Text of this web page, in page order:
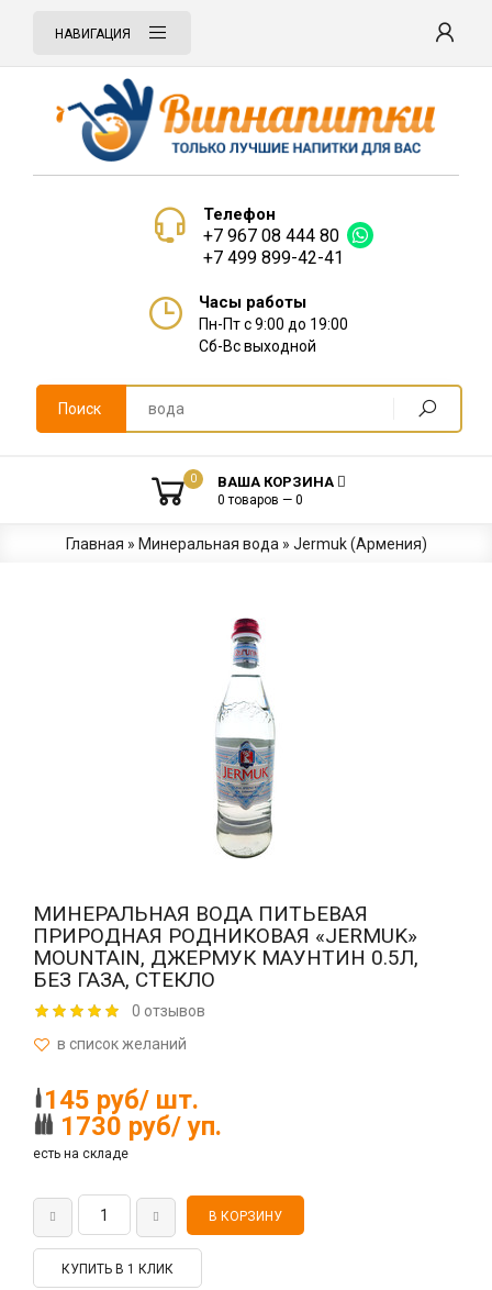
НАВИГАЦИЯ
Телефон
+7 967 08 444 80
+7 499 899-42-41
Часы работы
Пн-Пт с 9:00 до 19:00
Сб-Вс выходной
Поиск
0 ВАША КОРЗИНА
0 товаров — 0
Главная » Минеральная вода » Jermuk (Армения)
МИНЕРАЛЬНАЯ ВОДА ПИТЬЕВАЯ
ПРИРОДНАЯ РОДНИКОВАЯ «JERMUK»
MOUNTAIN, ДЖЕРМУК МАУНТИН 0.5Л,
БЕЗ ГАЗА, СТЕКЛО
0 отзывов
145 руб/ шт.
1730 руб/ уп.
есть на складе
КУПИТЬ В 1 КЛИК